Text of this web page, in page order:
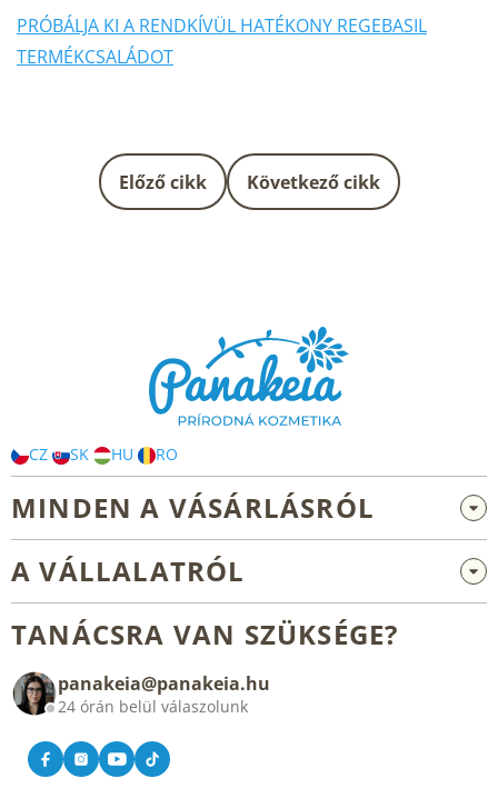
PRÓBÁLJA KI A RENDKÍVÜL HATÉKONY REGEBASIL
TERMÉKCSALÁDOT
Előző cikk Következő cikk
CZ SK HU RO
MINDEN A VÁSÁRLÁSRÓL
Nagykereskedelem és együttműködés
Általános üzleti feltételek
A VÁLLALATRÓL
Rólunk
Kapcsolat
TANÁCSRA VAN SZÜKSÉGE?
panakeia@panakeia.hu
24 órán belül válaszolunk